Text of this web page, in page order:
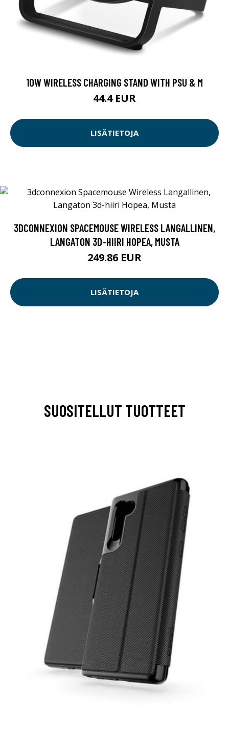
10W WIRELESS CHARGING STAND WITH PSU & M
44.4 EUR
LISÄTIETOJA
3DCONNEXION SPACEMOUSE WIRELESS LANGALLINEN,
LANGATON 3D-HIIRI HOPEA, MUSTA
249.86 EUR
LISÄTIETOJA
SUOSITELLUT TUOTTEET